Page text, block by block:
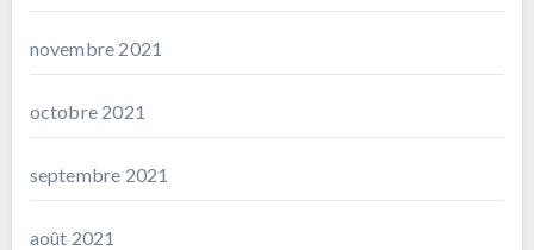
novembre 2021
octobre 2021
septembre 2021
août 2021